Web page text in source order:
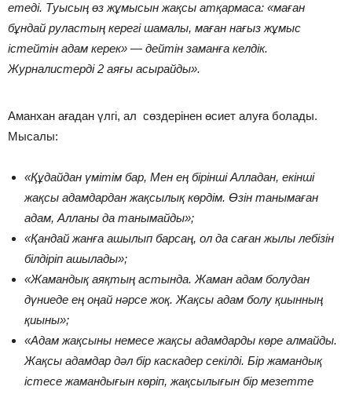
етеді. Туысың өз жұмысын жақсы атқармаса: «маған
бұндай руластың керегі шамалы, маған нағыз жұмыс
істейтін адам керек» — дейтін заманға келдік.
Журналистерді 2 аяғы асырайды».
Аманхан ағадан үлгі, ал сөздерінен өсиет алуға болады.
Мысалы:
«Құдайдан үмітім бар, Мен ең бірінші Алладан, екінші
жақсы адамдардан жақсылық көрдім. Өзін танымаған
адам, Алланы да танымайды»;
«Қандай жанға ашылып барсаң, ол да саған жылы лебізін
білдіріп ашылады»;
«Жамандық аяқтың астында. Жаман адам болудан
дүниеде ең оңай нәрсе жоқ. Жақсы адам болу қиынның
қиыны»;
«Адам жақсыны немесе жақсы адамдарды көре алмайды.
Жақсы адамдар дәл бір каскадер секілді. Бір жамандық
істесе жамандығын көріп, жақсылығын бір мезетте